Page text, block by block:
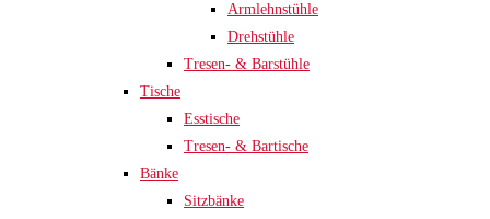
Armlehnstühle
Drehstühle
Tresen- & Barstühle
Tische
Esstische
Tresen- & Bartische
Bänke
Sitzbänke